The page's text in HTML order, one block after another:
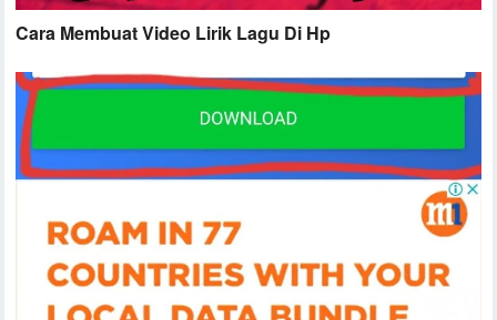
Cara Membuat Video Lirik Lagu Di Hp